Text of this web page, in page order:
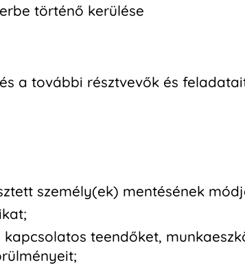
történő kerülése
a további résztvevők és
személy(ek) mentésének
teendőket,